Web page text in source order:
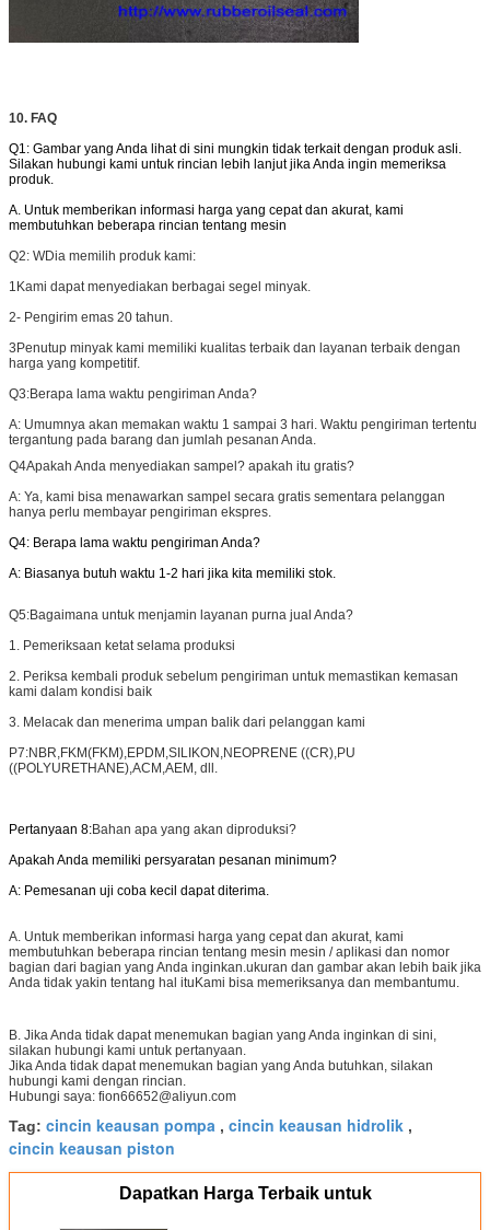
10. FAQ
Q1: Gambar yang Anda lihat di sini mungkin tidak terkait dengan produk asli.
Silakan hubungi kami untuk rincian lebih lanjut jika Anda ingin memeriksa
produk.
A. Untuk memberikan informasi harga yang cepat dan akurat, kami
membutuhkan beberapa rincian tentang mesin
Q2: WDia memilih produk kami:
1Kami dapat menyediakan berbagai segel minyak.
2- Pengirim emas 20 tahun.
3Penutup minyak kami memiliki kualitas terbaik dan layanan terbaik dengan
harga yang kompetitif.
Q3:Berapa lama waktu pengiriman Anda?
A: Umumnya akan memakan waktu 1 sampai 3 hari. Waktu pengiriman tertentu
tergantung pada barang dan jumlah pesanan Anda.
Q4Apakah Anda menyediakan sampel? apakah itu gratis?
A: Ya, kami bisa menawarkan sampel secara gratis sementara pelanggan
hanya perlu membayar pengiriman ekspres.
Q4: Berapa lama waktu pengiriman Anda?
A: Biasanya butuh waktu 1-2 hari jika kita memiliki stok.
Q5:Bagaimana untuk menjamin layanan purna jual Anda?
1. Pemeriksaan ketat selama produksi
2. Periksa kembali produk sebelum pengiriman untuk memastikan kemasan
kami dalam kondisi baik
3. Melacak dan menerima umpan balik dari pelanggan kami
P7:NBR,FKM(FKM),EPDM,SILIKON,NEOPRENE ((CR),PU
((POLYURETHANE),ACM,AEM, dll.
Pertanyaan 8:Bahan apa yang akan diproduksi?
Apakah Anda memiliki persyaratan pesanan minimum?
A: Pemesanan uji coba kecil dapat diterima.
A. Untuk memberikan informasi harga yang cepat dan akurat, kami
membutuhkan beberapa rincian tentang mesin mesin / aplikasi dan nomor
bagian dari bagian yang Anda inginkan.ukuran dan gambar akan lebih baik jika
Anda tidak yakin tentang hal ituKami bisa memeriksanya dan membantumu.
B. Jika Anda tidak dapat menemukan bagian yang Anda inginkan di sini,
silakan hubungi kami untuk pertanyaan.
Jika Anda tidak dapat menemukan bagian yang Anda butuhkan, silakan
hubungi kami dengan rincian.
Hubungi saya: fion66652@aliyun.com
Tag: cincin keausan pompa , cincin keausan hidrolik ,
cincin keausan piston
Dapatkan Harga Terbaik untuk